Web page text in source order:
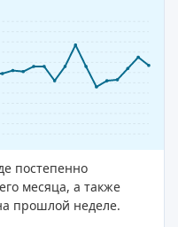
постепенно
месяца, а также
прошлой неделе.